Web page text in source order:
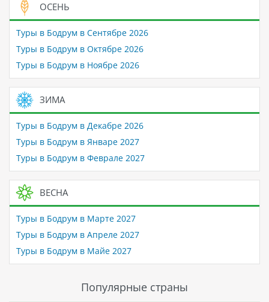
ОСЕНЬ
Туры в Бодрум в Сентябре 2026
Туры в Бодрум в Октябре 2026
Туры в Бодрум в Ноябре 2026
ЗИМА
Туры в Бодрум в Декабре 2026
Туры в Бодрум в Январе 2027
Туры в Бодрум в Феврале 2027
ВЕСНА
Туры в Бодрум в Марте 2027
Туры в Бодрум в Апреле 2027
Туры в Бодрум в Майе 2027
Популярные страны